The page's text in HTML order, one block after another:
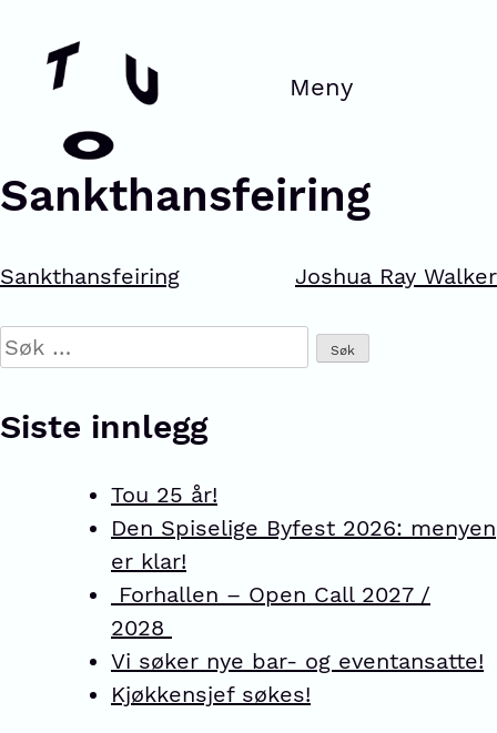
Sankthansfeiring
Sankthansfeiring Joshua Ray Walker
Siste innlegg
Tou 25 år!
Den Spiselige Byfest 2026: menyen
er klar!
Forhallen – Open Call 2027 /
2028
Vi søker nye bar- og eventansatte!
Kjøkkensjef søkes!